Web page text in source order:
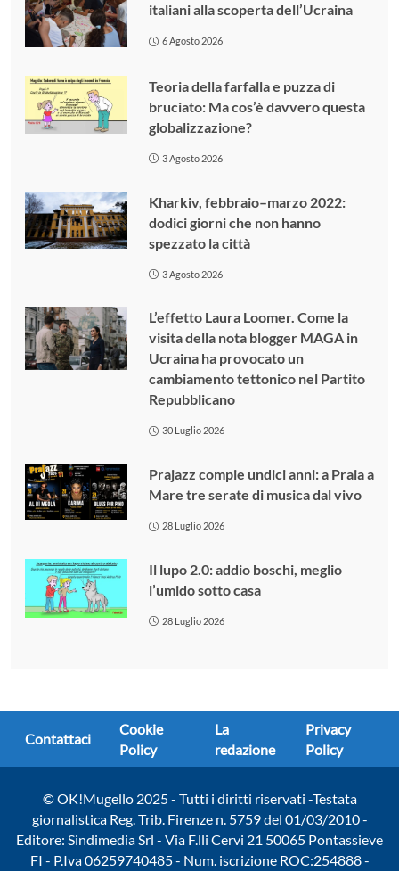
italiani alla scoperta dell’Ucraina
6 Agosto 2026
Teoria della farfalla e puzza di
bruciato: Ma cos’è davvero questa
globalizzazione?
3 Agosto 2026
Kharkiv, febbraio–marzo 2022:
dodici giorni che non hanno
spezzato la città
3 Agosto 2026
L’effetto Laura Loomer. Come la
visita della nota blogger MAGA in
Ucraina ha provocato un
cambiamento tettonico nel Partito
Repubblicano
30 Luglio 2026
Prajazz compie undici anni: a Praia a
Mare tre serate di musica dal vivo
28 Luglio 2026
Il lupo 2.0: addio boschi, meglio
l’umido sotto casa
28 Luglio 2026
Contattaci
Cookie
Policy
La
redazione
Privacy
Policy
© OK!Mugello 2025 - Tutti i diritti riservati -Testata
giornalistica Reg. Trib. Firenze n. 5759 del 01/03/2010 -
Editore: Sindimedia Srl - Via F.lli Cervi 21 50065 Pontassieve
FI - P.Iva 06259740485 - Num. iscrizione ROC:254888 -